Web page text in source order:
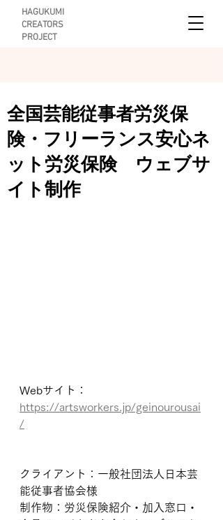
HAGUKUMI
CREATORS
PROJECT
全国芸能従事者労災保
険・フリーランス安心ネ
ット労災保険 ウェブサ
イト制作
Webサイト：
https://artsworkers.jp/geinourousai
/
クライアント：一般社団法人日本芸
能従事者協会様
制作物：労災保険紹介・加入窓口・